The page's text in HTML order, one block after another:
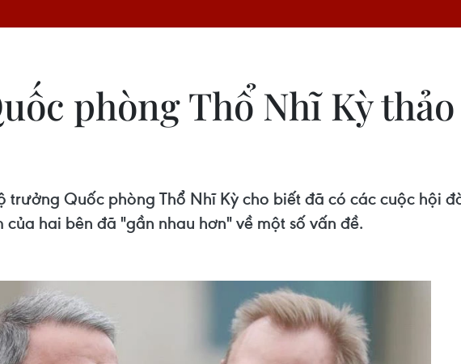
phòng Thổ Nhĩ Kỳ
trưởng Quốc phòng Thổ Nhĩ Kỳ cho biết đã có các cuộc hội
hai bên đã "gần nhau hơn" về một số vấn đề.